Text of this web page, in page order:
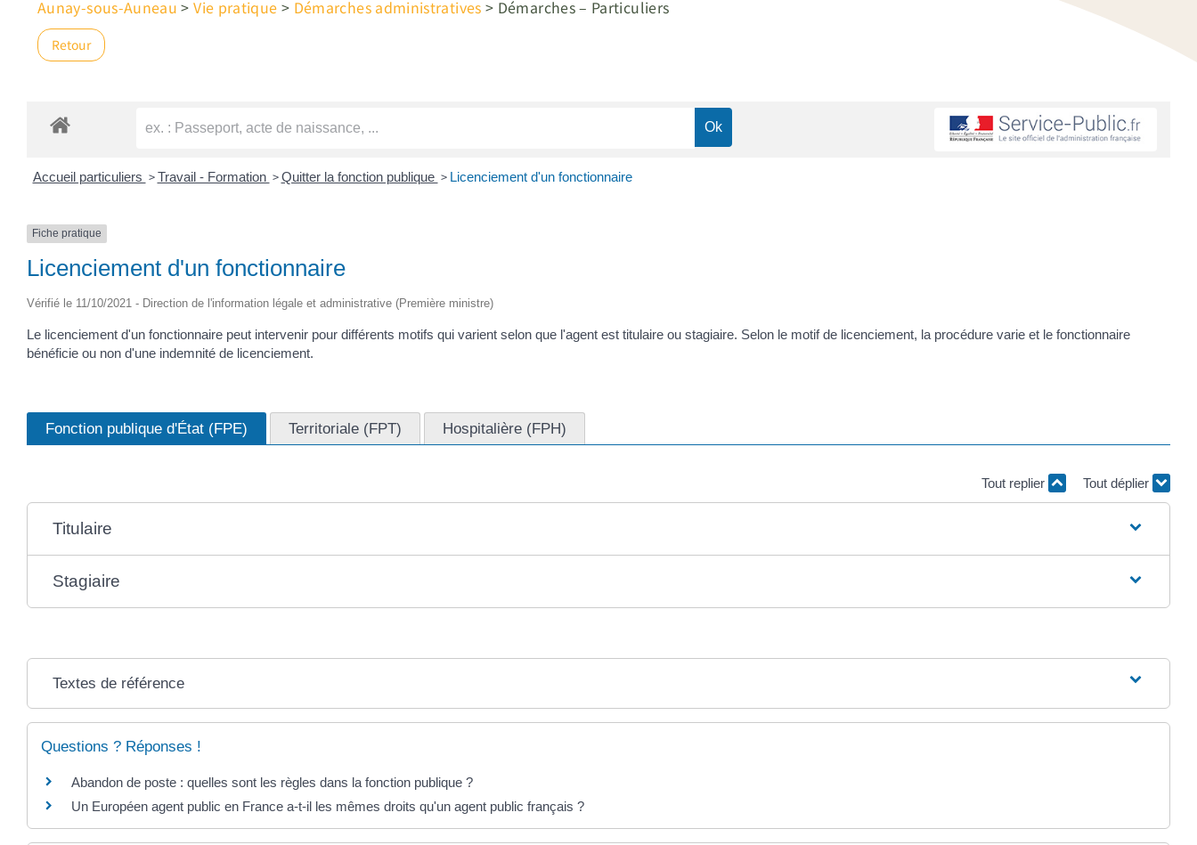
Aunay-sous-Auneau >Vie pratique > Démarches administratives > Démarches – Particuliers
Retour
Accueil particuliers > Travail - Formation > Quitter la fonction publique > Licenciement d'un fonctionnaire
Fiche pratique
Licenciement d'un fonctionnaire
Vérifié le 11/10/2021 - Direction de l'information légale et administrative (Première ministre)
Le licenciement d'un fonctionnaire peut intervenir pour différents motifs qui varient selon que l'agent est titulaire ou stagiaire. Selon le motif de licenciement, la procédure varie et le fonctionnaire
bénéficie ou non d'une indemnité de licenciement.
Fonction publique d'État (FPE) Territoriale (FPT) Hospitalière (FPH)
Tout replier Tout déplier
Titulaire
Stagiaire
Textes de référence
Questions ? Réponses !
Abandon de poste : quelles sont les règles dans la fonction publique ?
Un Européen agent public en France a-t-il les mêmes droits qu'un agent public français ?